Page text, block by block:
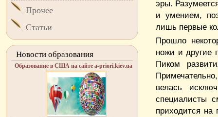
эры.
и умением,
лишь первые
Прошло
ножи и другие
Пиком
велась
специалисты
приходится на
Прочее
Статьи
Новости образования
Образование в США на сайте a-priori.kiev.ua